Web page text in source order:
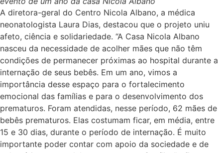
A diretora-geral do Centro Nicola Albano, a médica
neonatologista Laura Dias, destacou que o projeto uniu
afeto, ciência e solidariedade. “A Casa Nicola Albano
nasceu da necessidade de acolher mães que não têm
condições de permanecer próximas ao hospital durante a
internação de seus bebês. Em um ano, vimos a
importância desse espaço para o fortalecimento
emocional das famílias e para o desenvolvimento dos
prematuros. Foram atendidas, nesse período, 62 mães de
bebês prematuros. Elas costumam ficar, em média, entre
15 e 30 dias, durante o período de internação. É muito
importante poder contar com apoio da sociedade e de